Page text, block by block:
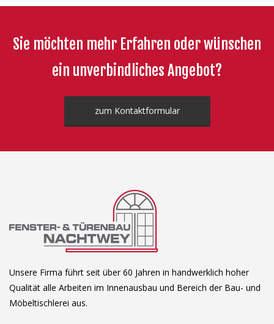
Sie möchten mehr Erfahren oder wünschen
ein unverbindliches Angebot?
zum Kontaktformular
Unsere Firma führt seit über 60 Jahren in handwerklich hoher
Qualität alle Arbeiten im Innenausbau und Bereich der Bau- und
Möbeltischlerei aus.